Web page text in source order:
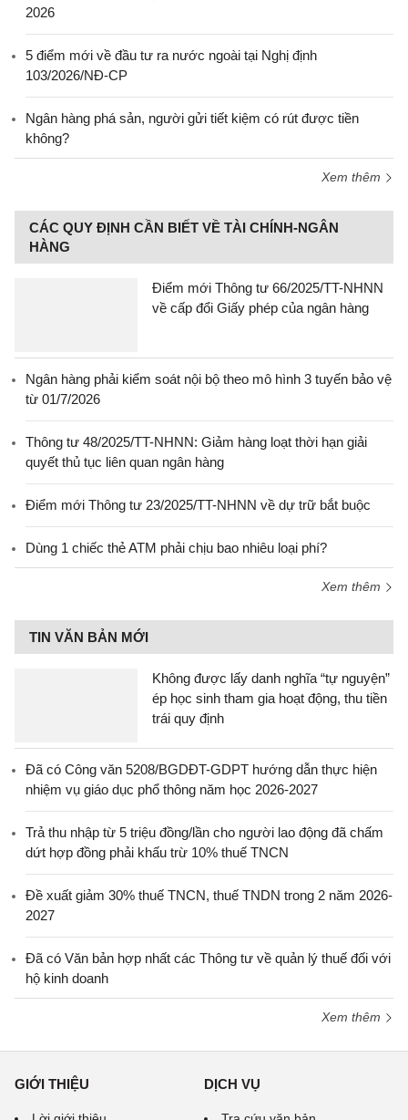
2026
5 điểm mới về đầu tư ra nước ngoài tại Nghị định
103/2026/NĐ-CP
Ngân hàng phá sản, người gửi tiết kiệm có rút được tiền
không?
Xem thêm
CÁC QUY ĐỊNH CẦN BIẾT VỀ TÀI CHÍNH-NGÂN
HÀNG
Điểm mới Thông tư 66/2025/TT-NHNN
về cấp đổi Giấy phép của ngân hàng
Ngân hàng phải kiểm soát nội bộ theo mô hình 3 tuyến bảo vệ
từ 01/7/2026
Thông tư 48/2025/TT-NHNN: Giảm hàng loạt thời hạn giải
quyết thủ tục liên quan ngân hàng
Điểm mới Thông tư 23/2025/TT-NHNN về dự trữ bắt buộc
Dùng 1 chiếc thẻ ATM phải chịu bao nhiêu loại phí?
Xem thêm
TIN VĂN BẢN MỚI
Không được lấy danh nghĩa “tự nguyện”
ép học sinh tham gia hoạt động, thu tiền
trái quy định
Đã có Công văn 5208/BGDĐT-GDPT hướng dẫn thực hiện
nhiệm vụ giáo dục phổ thông năm học 2026-2027
Trả thu nhập từ 5 triệu đồng/lần cho người lao động đã chấm
dứt hợp đồng phải khấu trừ 10% thuế TNCN
Đề xuất giảm 30% thuế TNCN, thuế TNDN trong 2 năm 2026-
2027
Đã có Văn bản hợp nhất các Thông tư về quản lý thuế đối với
hộ kinh doanh
Xem thêm
GIỚI THIỆU DỊCH VỤ